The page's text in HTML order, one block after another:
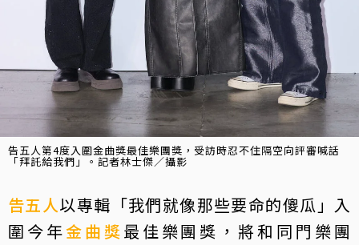
告五人第4度入圍金曲獎最佳樂團獎，受訪時忍不住隔空向評審喊話
「拜託給我們」。記者林士傑／攝影
告五人以專輯「我們就像那些要命的傻瓜」入
圍今年金曲獎最佳樂團獎，將和同門樂團